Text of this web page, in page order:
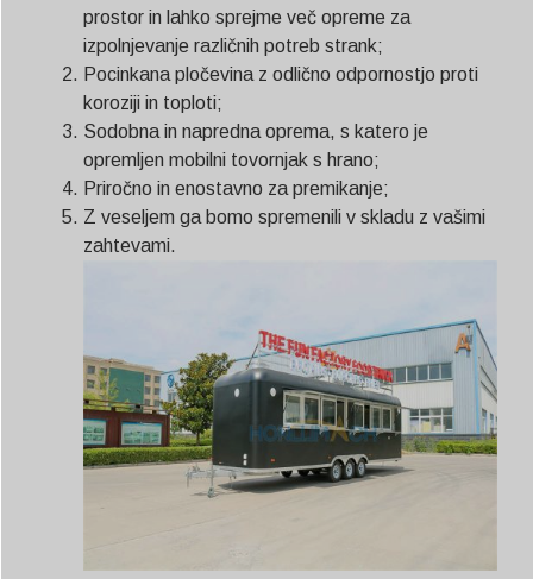
prostor in lahko sprejme več opreme za
izpolnjevanje različnih potreb strank;
Pocinkana pločevina z odlično odpornostjo proti
koroziji in toploti;
Sodobna in napredna oprema, s katero je
opremljen mobilni tovornjak s hrano;
Priročno in enostavno za premikanje;
Z veseljem ga bomo spremenili v skladu z vašimi
zahtevami.